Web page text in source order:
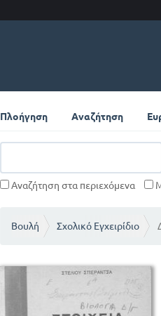
Πλοήγηση Αναζήτηση
Αναζήτηση στα περιεχόμενα
Βουλή Σχολικό Εγχειρίδιο